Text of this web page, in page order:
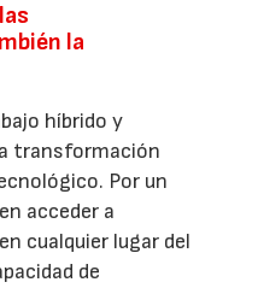
la
híbrido y
transformación
Por un
acceder a
cualquier lugar del
de